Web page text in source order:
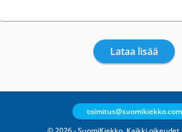
Lataa lisää
toimitus@suomikiekko.com